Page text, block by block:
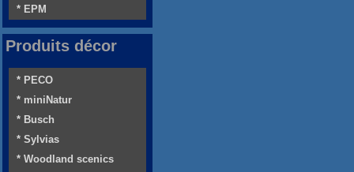
* EPM
Produits décor
* PECO
* miniNatur
* Busch
* Sylvias
* Woodland scenics